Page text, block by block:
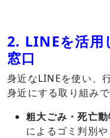
2. LINEを活用
窓口
身近なLINEを使い、
身近にする取り組みで
粗大ごみ・死亡
によるゴミ判別